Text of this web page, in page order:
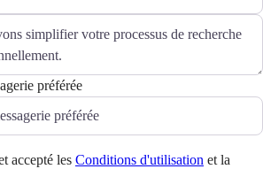
préférée
accepté les Conditions d'utilisation et la